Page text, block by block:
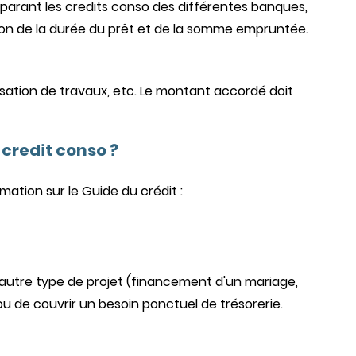
les credits conso des différentes banques,
de la durée du prêt et de la somme empruntée.
de travaux, etc. Le montant accordé doit
conso ?
sur le Guide du crédit :
type de projet (financement d'un mariage,
de couvrir un besoin ponctuel de trésorerie.